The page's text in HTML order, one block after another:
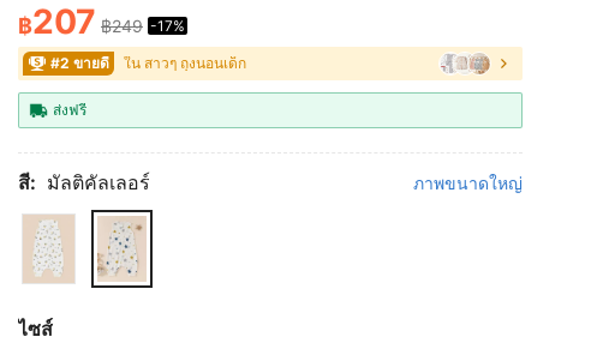
PRICE AND AVAILABILITY
฿207 ฿249 -17%
#2 ขายดี ใน สาวๆ ถุงนอนเด็ก
ส่งฟรี
สี: มัลติคัลเลอร์ ภาพขนาดใหญ่
ไซส์